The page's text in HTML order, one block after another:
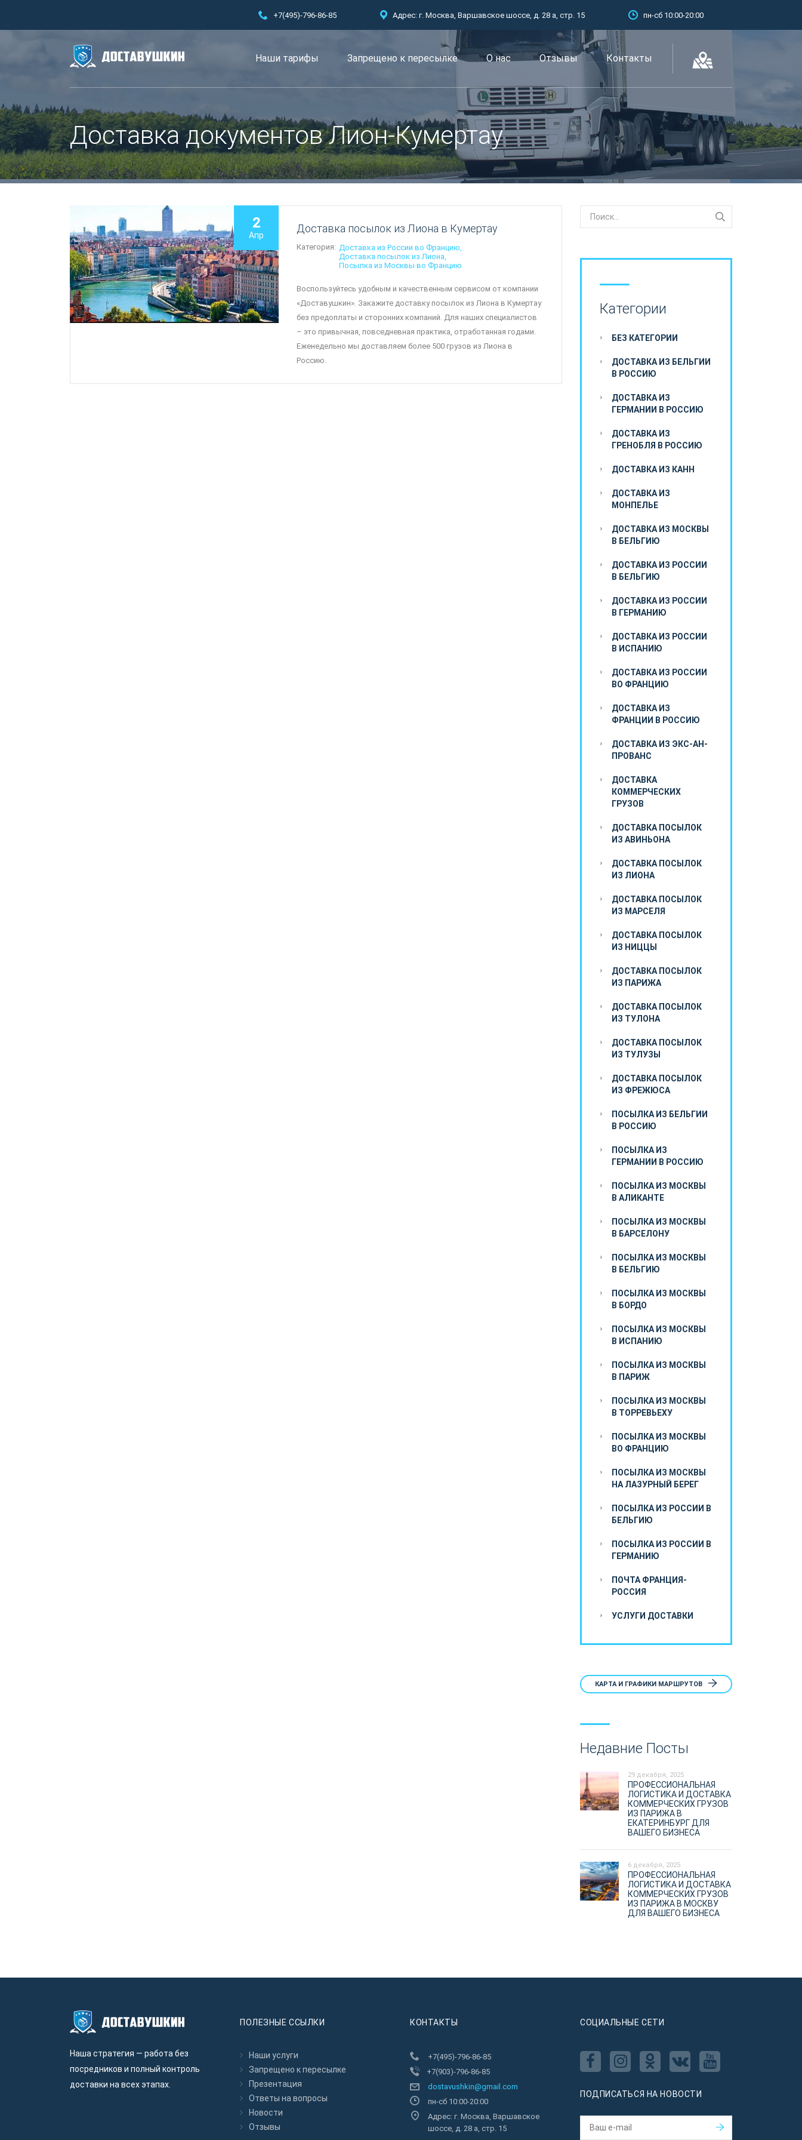
+7(495)-796-86-85 Адрес: г. Москва, Варшавское шоссе, д. 28 а, стр. 15 пн-сб 10:00-20:00
Наши тарифы Запрещено к пересылкe О нас Отзывы Контакты
Доставка документов Лион-Кумертау
2
Апр
Доставка посылок из Лиона в Кумертау
Категория: Доставка из России во Францию
Доставка посылок из Лиона
Посылка из Москвы во Францию
Воспользуйтесь удобным и качественным сервисом от компании
«Доставушкин». Закажите доставку посылок из Лиона в Кумертау
без предоплаты и сторонних компаний. Для наших специалистов
– это привычная, повседневная практика, отработанная годами.
Еженедельно мы доставляем более 500 грузов из Лиона в
Россию.
Категории
БЕЗ КАТЕГОРИИ
ДОСТАВКА ИЗ БЕЛЬГИИ
В РОССИЮ
ДОСТАВКА ИЗ
ГЕРМАНИИ В РОССИЮ
ДОСТАВКА ИЗ
ГРЕНОБЛЯ В РОССИЮ
ДОСТАВКА ИЗ КАНН
ДОСТАВКА ИЗ
МОНПЕЛЬЕ
ДОСТАВКА ИЗ МОСКВЫ
В БЕЛЬГИЮ
ДОСТАВКА ИЗ РОССИИ
В БЕЛЬГИЮ
ДОСТАВКА ИЗ РОССИИ
В ГЕРМАНИЮ
ДОСТАВКА ИЗ РОССИИ
В ИСПАНИЮ
ДОСТАВКА ИЗ РОССИИ
ВО ФРАНЦИЮ
ДОСТАВКА ИЗ
ФРАНЦИИ В РОССИЮ
ДОСТАВКА ИЗ ЭКС-АН-
ПРОВАНС
ДОСТАВКА
КОММЕРЧЕСКИХ
ГРУЗОВ
ДОСТАВКА ПОСЫЛОК
ИЗ АВИНЬОНА
ДОСТАВКА ПОСЫЛОК
ИЗ ЛИОНА
ДОСТАВКА ПОСЫЛОК
ИЗ МАРСЕЛЯ
ДОСТАВКА ПОСЫЛОК
ИЗ НИЦЦЫ
ДОСТАВКА ПОСЫЛОК
ИЗ ПАРИЖА
ДОСТАВКА ПОСЫЛОК
ИЗ ТУЛОНА
ДОСТАВКА ПОСЫЛОК
ИЗ ТУЛУЗЫ
ДОСТАВКА ПОСЫЛОК
ИЗ ФРЕЖЮСА
ПОСЫЛКА ИЗ БЕЛЬГИИ
В РОССИЮ
ПОСЫЛКА ИЗ
ГЕРМАНИИ В РОССИЮ
ПОСЫЛКА ИЗ МОСКВЫ
В АЛИКАНТЕ
ПОСЫЛКА ИЗ МОСКВЫ
В БАРСЕЛОНУ
ПОСЫЛКА ИЗ МОСКВЫ
В БЕЛЬГИЮ
ПОСЫЛКА ИЗ МОСКВЫ
В БОРДО
ПОСЫЛКА ИЗ МОСКВЫ
В ИСПАНИЮ
ПОСЫЛКА ИЗ МОСКВЫ
В ПАРИЖ
ПОСЫЛКА ИЗ МОСКВЫ
В ТОРРЕВЬЕХУ
ПОСЫЛКА ИЗ МОСКВЫ
ВО ФРАНЦИЮ
ПОСЫЛКА ИЗ МОСКВЫ
НА ЛАЗУРНЫЙ БЕРЕГ
ПОСЫЛКА ИЗ РОССИИ В
БЕЛЬГИЮ
ПОСЫЛКА ИЗ РОССИИ В
ГЕРМАНИЮ
ПОЧТА ФРАНЦИЯ-
РОССИЯ
УСЛУГИ ДОСТАВКИ
КАРТА И ГРАФИКИ МАРШРУТОВ
Недавние Посты
29 декабря, 2025
ПРОФЕССИОНАЛЬНАЯ
ЛОГИСТИКА И ДОСТАВКА
КОММЕРЧЕСКИХ ГРУЗОВ
ИЗ ПАРИЖА В
ЕКАТЕРИНБУРГ ДЛЯ
ВАШЕГО БИЗНЕСА
6 декабря, 2025
ПРОФЕССИОНАЛЬНАЯ
ЛОГИСТИКА И ДОСТАВКА
КОММЕРЧЕСКИХ ГРУЗОВ
ИЗ ПАРИЖА В МОСКВУ
ДЛЯ ВАШЕГО БИЗНЕСА
Наша стратегия — работа без
посредников и полный контроль
доставки на всех этапах.
ПОЛЕЗНЫЕ ССЫЛКИ
Наши услуги
Запрещено к пересылкe
Презентация
Ответы на вопросы
Новости
Отзывы
КОНТАКТЫ
+7(495)-796-86-85
+7(903)-796-86-85
dostavushkin@gmail.com
пн-сб 10:00-20:00
Адрес: г. Москва, Варшавское
шоссе, д. 28 а, стр. 15
CОЦИАЛЬНЫЕ СЕТИ
ПОДПИСАТЬСЯ НА НОВОСТИ